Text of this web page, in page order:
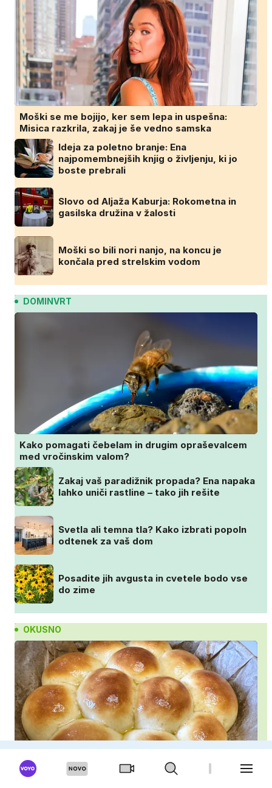
Moški se me bojijo, ker sem lepa in uspešna:
Misica razkrila, zakaj je še vedno samska
Ideja za poletno branje: Ena
najpomembnejših knjig o življenju, ki jo
boste prebrali
Slovo od Aljaža Kaburja: Rokometna in
gasilska družina v žalosti
Moški so bili nori nanjo, na koncu je
končala pred strelskim vodom
DOMINVRT
Kako pomagati čebelam in drugim opraševalcem
med vročinskim valom?
Zakaj vaš paradižnik propada? Ena napaka
lahko uniči rastline – tako jih rešite
Svetla ali temna tla? Kako izbrati popoln
odtenek za vaš dom
Posadite jih avgusta in cvetele bodo vse
do zime
OKUSNO
Najmehkejši domači kruhki: priprava v ponvi je